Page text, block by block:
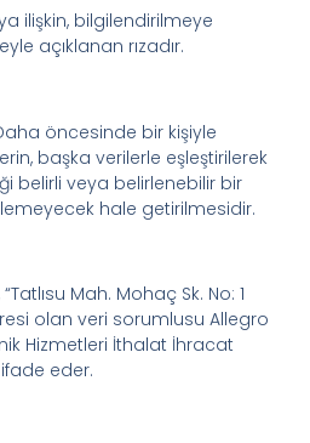
ilişkin, bilgilendirilmeye
açıklanan rızadır.
öncesinde bir kişiyle
başka verilerle eşleştirilerek
belirli veya belirlenebilir bir
hale getirilmesidir.
Tatlısu Mah. MohaçSk. No: 1
olan veri sorumlusu Allegro
Hizmetleri İthalat İhracat
ifade eder.